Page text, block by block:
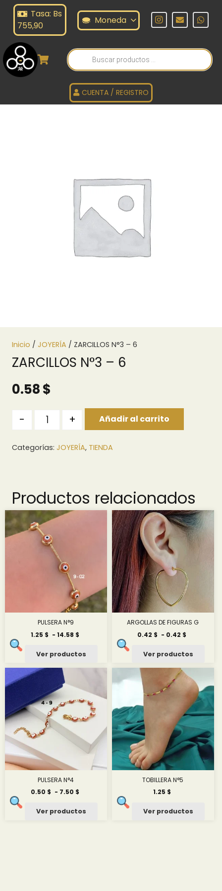
Tasa: Bs
755,90
Moneda
Búsqueda
de
productos
CUENTA / REGISTRO
Inicio / JOYERÍA / ZARCILLOS N°3 – 6
ZARCILLOS N°3 – 6
0.58$
- + Añadir al carrito
Categorías: JOYERÍA, TIENDA
Productos relacionados
PULSERA N°9
1.25 $ - 14.58 $
desde
1.25 $
Ver productos
ARGOLLAS DE FIGURAS G
0.42 $ - 0.42 $
desde
0.42 $
hasta
0.42 $
Ver productos
PULSERA N°4
0.50 $ - 7.50 $
desde
Ver productos
TOBILLERA N°5
1.25 $
Ver productos